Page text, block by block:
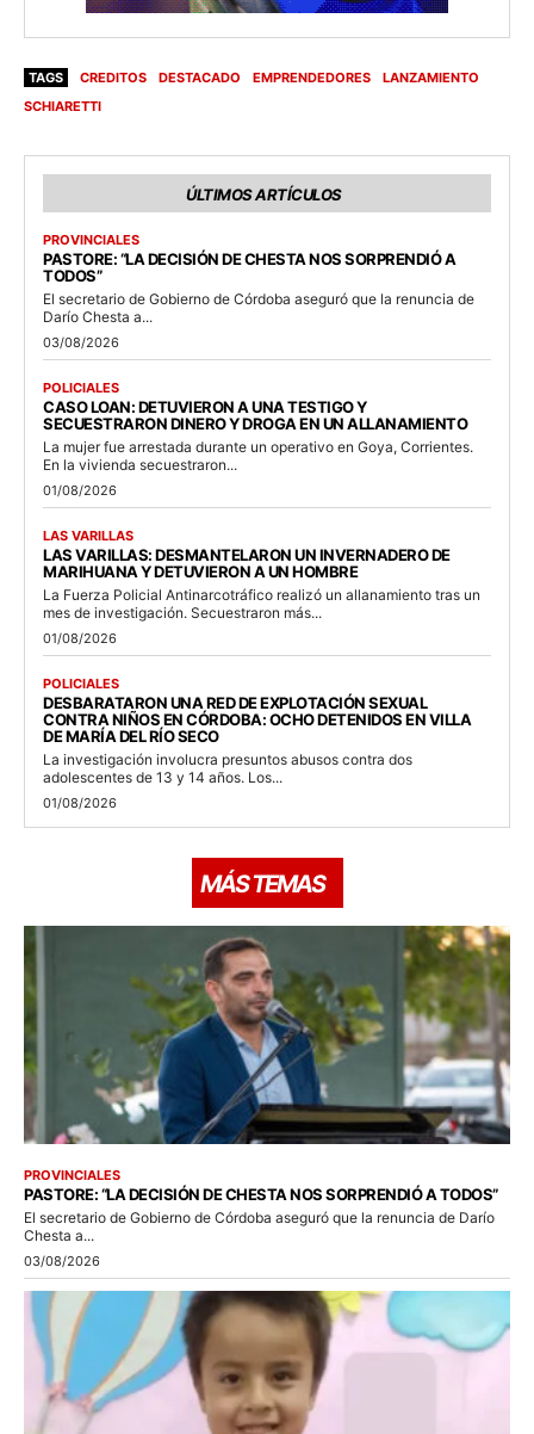
TAGS CREDITOS DESTACADO EMPRENDEDORES
LANZAMIENTO
SCHIARETTI
ÚLTIMOS ARTÍCULOS
PROVINCIALES
PASTORE: “LA DECISIÓN DE CHESTA NOS SORPRENDIÓ A
TODOS”
El secretario de Gobierno de Córdoba aseguró que la renuncia de
Darío Chesta a...
03/08/2026
POLICIALES
CASO LOAN: DETUVIERON A UNA TESTIGO Y
SECUESTRARON DINERO Y DROGA EN UN ALLANAMIENTO
La mujer fue arrestada durante un operativo en Goya, Corrientes.
En la vivienda secuestraron...
01/08/2026
LAS VARILLAS
LAS VARILLAS: DESMANTELARON UN INVERNADERO DE
MARIHUANA Y DETUVIERON A UN HOMBRE
La Fuerza Policial Antinarcotráfico realizó un allanamiento tras un
mes de investigación. Secuestraron más...
01/08/2026
POLICIALES
DESBARATARON UNA RED DE EXPLOTACIÓN SEXUAL
CONTRA NIÑOS EN CÓRDOBA: OCHO DETENIDOS EN VILLA
DE MARÍA DEL RÍO SECO
La investigación involucra presuntos abusos contra dos
adolescentes de 13 y 14 años. Los...
01/08/2026
MÁS TEMAS
PROVINCIALES
PASTORE: “LA DECISIÓN DE CHESTA NOS SORPRENDIÓ A TODOS”
El secretario de Gobierno de Córdoba aseguró que la renuncia de Darío
Chesta a...
03/08/2026